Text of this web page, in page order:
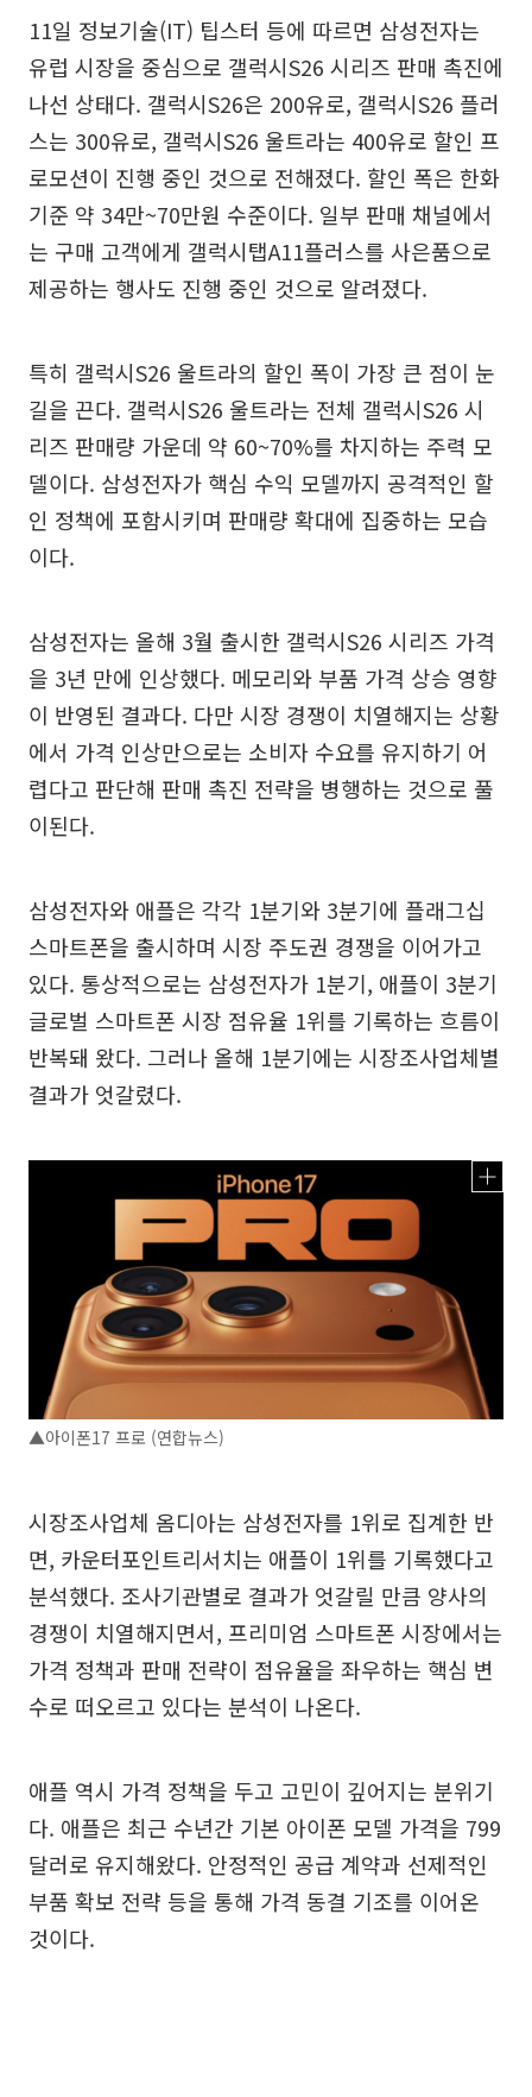
11일 정보기술(IT) 팁스터 등에 따르면 삼성전자는
유럽 시장을 중심으로 갤럭시S26 시리즈 판매 촉진에
나선 상태다. 갤럭시S26은 200유로, 갤럭시S26 플러
스는 300유로, 갤럭시S26 울트라는 400유로 할인 프
로모션이 진행 중인 것으로 전해졌다. 할인 폭은 한화
기준 약 34만~70만원 수준이다. 일부 판매 채널에서
는 구매 고객에게 갤럭시탭A11플러스를 사은품으로
제공하는 행사도 진행 중인 것으로 알려졌다.
특히 갤럭시S26 울트라의 할인 폭이 가장 큰 점이 눈
길을 끈다. 갤럭시S26 울트라는 전체 갤럭시S26 시
리즈 판매량 가운데 약 60~70%를 차지하는 주력 모
델이다. 삼성전자가 핵심 수익 모델까지 공격적인 할
인 정책에 포함시키며 판매량 확대에 집중하는 모습
이다.
삼성전자는 올해 3월 출시한 갤럭시S26 시리즈 가격
을 3년 만에 인상했다. 메모리와 부품 가격 상승 영향
이 반영된 결과다. 다만 시장 경쟁이 치열해지는 상황
에서 가격 인상만으로는 소비자 수요를 유지하기 어
렵다고 판단해 판매 촉진 전략을 병행하는 것으로 풀
이된다.
삼성전자와 애플은 각각 1분기와 3분기에 플래그십
스마트폰을 출시하며 시장 주도권 경쟁을 이어가고
있다. 통상적으로는 삼성전자가 1분기, 애플이 3분기
글로벌 스마트폰 시장 점유율 1위를 기록하는 흐름이
반복돼 왔다. 그러나 올해 1분기에는 시장조사업체별
결과가 엇갈렸다.
▲아이폰17 프로 (연합뉴스)
시장조사업체 옴디아는 삼성전자를 1위로 집계한 반
면, 카운터포인트리서치는 애플이 1위를 기록했다고
분석했다. 조사기관별로 결과가 엇갈릴 만큼 양사의
경쟁이 치열해지면서, 프리미엄 스마트폰 시장에서는
가격 정책과 판매 전략이 점유율을 좌우하는 핵심 변
수로 떠오르고 있다는 분석이 나온다.
애플 역시 가격 정책을 두고 고민이 깊어지는 분위기
다. 애플은 최근 수년간 기본 아이폰 모델 가격을 799
달러로 유지해왔다. 안정적인 공급 계약과 선제적인
부품 확보 전략 등을 통해 가격 동결 기조를 이어온
것이다.